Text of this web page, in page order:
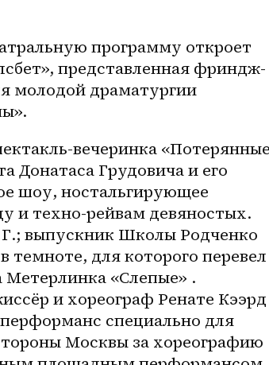
программу откроет
представленная фриндж-
молодой драматургии
вечеринка «Потерянные
Донатаса Грудовича и его
шоу, ностальгирующее
и техно-рейвам девяностых.
Г.; выпускник Школы Родченко
темноте, для которого перевел
Метерлинка «Слепые» .
и хореограф Ренате Кээрд
специально для
Москвы за хореографию